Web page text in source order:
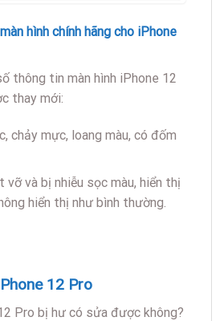
hình chính hãng cho iPhone
thông tin màn hình iPhone 12
thay mới:
chảy mực, loang màu, có đốm
vỡ và bị nhiễu sọc màu, hiển thị
hiển thị như bình thường.
12 Pro
Pro bị hư có sửa được không?